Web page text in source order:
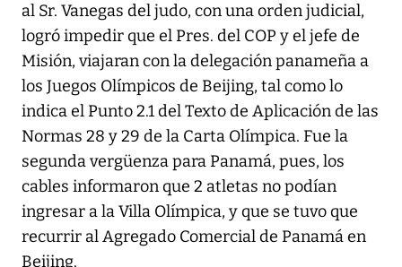
al Sr. Vanegas del judo, con una orden judicial,
logró impedir que el Pres. del COP y el jefe de
Misión, viajaran con la delegación panameña a
los Juegos Olímpicos de Beijing, tal como lo
indica el Punto 2.1 del Texto de Aplicación de las
Normas 28 y 29 de la Carta Olímpica. Fue la
segunda vergüenza para Panamá, pues, los
cables informaron que 2 atletas no podían
ingresar a la Villa Olímpica, y que se tuvo que
recurrir al Agregado Comercial de Panamá en
Beijing.